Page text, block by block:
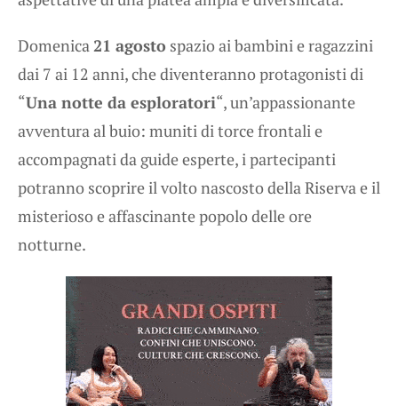
Domenica21 agosto spazio ai bambini e ragazzini
dai 7 ai 12 anni, che diventeranno protagonisti di
“Una notte da esploratori“, un’appassionante
avventura al buio: muniti di torce frontali e
accompagnati da guide esperte, i partecipanti
potranno scoprire il volto nascosto della Riserva e il
misterioso e affascinante popolo delle ore
notturne.